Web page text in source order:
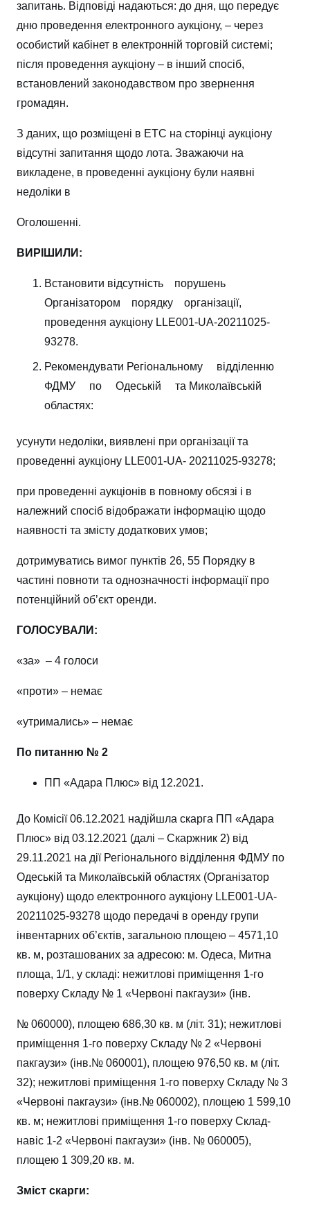
запитань. Відповіді надаються: до дня, що передує
дню проведення електронного аукціону, – через
особистий кабінет в електронній торговій системі;
після проведення аукціону – в інший спосіб,
встановлений законодавством про звернення
громадян.
З даних, що розміщені в ЕТС на сторінці аукціону
відсутні запитання щодо лота. Зважаючи на
викладене, в проведенні аукціону були наявні
недоліки в
Оголошенні.
ВИРІШИЛИ:
Встановити відсутність порушень
Організатором порядку організації,
проведення аукціону LLE001-UA-20211025-
93278.
Рекомендувати Регіональному відділенню
ФДМУ по Одеській та Миколаївській
областях:
усунути недоліки, виявлені при організації та
проведенні аукціону LLE001-UA- 20211025-93278;
при проведенні аукціонів в повному обсязі і в
належний спосіб відображати інформацію щодо
наявності та змісту додаткових умов;
дотримуватись вимог пунктів 26, 55 Порядку в
частині повноти та однозначності інформації про
потенційний об’єкт оренди.
ГОЛОСУВАЛИ:
«за» – 4 голоси
«проти» – немає
«утримались» – немає
По питанню № 2
ПП «Адара Плюс» від 12.2021.
До Комісії 06.12.2021 надійшла скарга ПП «Адара
Плюс» від 03.12.2021 (далі – Скаржник 2) від
29.11.2021 на дії Регіонального відділення ФДМУ по
Одеській та Миколаївській областях (Організатор
аукціону) щодо електронного аукціону LLE001-UA-
20211025-93278 щодо передачі в оренду групи
інвентарних об’єктів, загальною площею – 4571,10
кв. м, розташованих за адресою: м. Одеса, Митна
площа, 1/1, у складі: нежитлові приміщення 1-го
поверху Складу № 1 «Червоні пакгаузи» (інв.
№ 060000), площею 686,30 кв. м (літ. 31); нежитлові
приміщення 1-го поверху Складу № 2 «Червоні
пакгаузи» (інв.№ 060001), площею 976,50 кв. м (літ.
32); нежитлові приміщення 1-го поверху Складу № 3
«Червоні пакгаузи» (інв.№ 060002), площею 1 599,10
кв. м; нежитлові приміщення 1-го поверху Склад-
навіс 1-2 «Червоні пакгаузи» (інв. № 060005),
площею 1 309,20 кв. м.
Зміст скарги: